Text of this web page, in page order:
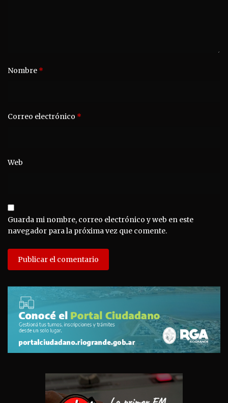
Nombre *
Correo electrónico *
Web
Guarda mi nombre, correo electrónico y web en este
navegador para la próxima vez que comente.